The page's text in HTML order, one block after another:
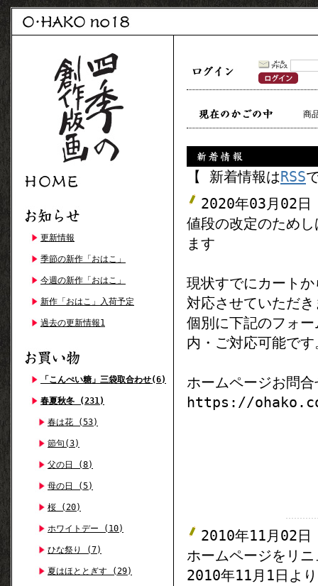
更新情報
季節の新作「おはこ」
今週の新作「おはこ」
新作「おはこ」入荷予定
過去の更新情報1
「こんぺい糖」三袋取合わせ(6)
春夏秋冬 (231)
春は花 (53)
節句(3)
父の日 (8)
母の日 (5)
桜 (20)
ホワイトデー (10)
ひな祭り (7)
夏はほととぎす (29)
商
【 新着情報はRSS
2020年03月02日
値段の改定のため
ます
現状すでにカート
対応させていただ
個別に下記のフォ
内・ご対応可能で
ホームページお問
https://
2010年11月02日
ホームページをリ
2010年11月1日よ